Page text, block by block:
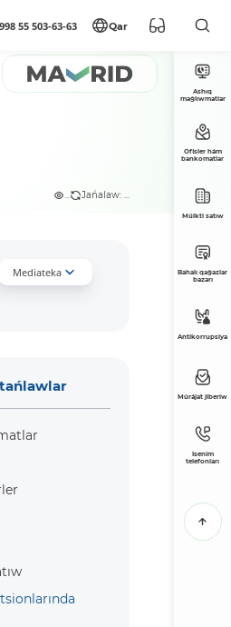
55 503-63-63 Qar
... Jańalaw: ...
Mediateka
Ashıq
maǵlıwmatlar
Ofisler hám
bankomatlar
Múlkti satıw
Bahalı qaǵazlar
bazarı
Antikorrupsiya
Múrájat jiberiw
Isenim
telefonları